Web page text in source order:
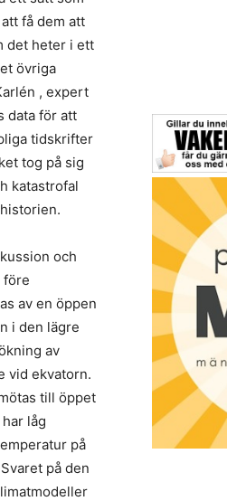
få dem att
det heter i ett
övriga
, expert
data för att
tidskrifter
tog på sig
katastrofal
och
före
av en öppen
i den lägre
av
vid ekvatorn.
till öppet
låg
på
på den